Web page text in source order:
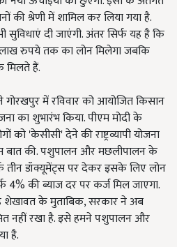
की श्रेणी में शामिल कर लिया गया है.
सुविधाएं दी जाएंगी. अंतर सिर्फ यह है कि
लाख रुपये तक का लोन मिलेगा जबकि
मिलते हैं.
ने गोरखपुर में रविवार को आयोजित किसान
का शुभारंभ किया. पीएम मोदी के
को 'केसीसी' देने की राष्ट्रव्यापी योजना
बात की. पशुपालन और मछलीपालन के
तीन डॉक्यूमेंट्स पर देकर इसके लिए लोन
4% की ब्याज दर पर कर्ज मिल जाएगा.
शेखावत के मुताबिक, सरकार ने अब
नहीं रखा है. इसे हमने पशुपालन और
है.